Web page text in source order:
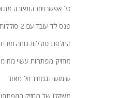
כל אפשרויות התאורה
פנס לד עובד עם 2 סוללות ליתיום CR2016 (כולל)
החלפת סוללות נוחה
מחזיק מפתחות עשוי
שימושי ובמחיר זול מאוד
משקלו של מחזיק המפתחות – 7 גרם עם סוללות